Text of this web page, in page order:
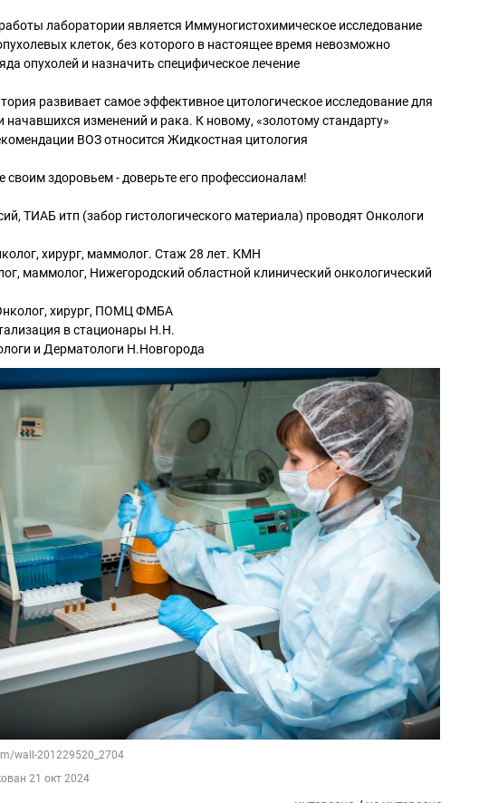
лаборатории является Иммуногистохимическое исследование
клеток, без которого в настоящее время невозможно
опухолей и назначить специфическое лечение
развивает самое эффективное цитологическое исследование для
начавшихся изменений и рака. К новому, «золотому стандарту»
ВОЗ относится Жидкостная цитология
здоровьем - доверьте его профессионалам!
ТИАБ итп (забор гистологического материала) проводят Онкологи
хирург, маммолог. Стаж 28 лет. КМН
маммолог, Нижегородский областной клинический онкологический
хирург, ПОМЦ ФМБА
в стационары Н.Н.
и Дерматологи Н.Новгорода
wall-201229520_2704
21 окт 2024